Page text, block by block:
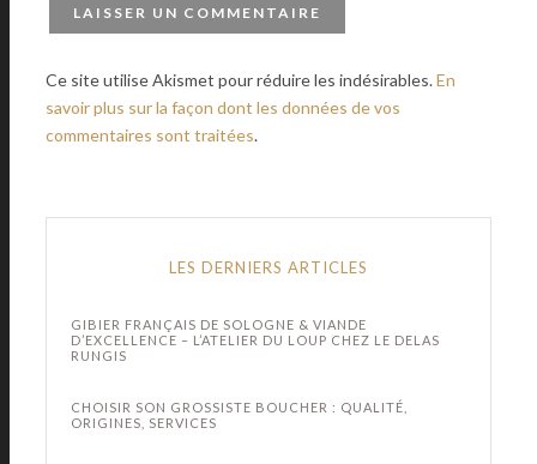
Ce site utilise Akismet pour réduire les indésirables.En
savoir plus sur la façon dont les données de vos
commentaires sont traitées.
LES DERNIERS ARTICLES
GIBIER FRANÇAIS DE SOLOGNE & VIANDE
D’EXCELLENCE – L’ATELIER DU LOUP CHEZ LE DELAS
RUNGIS
CHOISIR SON GROSSISTE BOUCHER : QUALITÉ,
ORIGINES, SERVICES